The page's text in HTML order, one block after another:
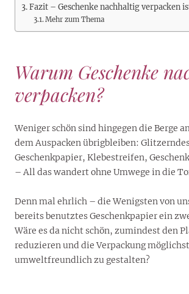
Fazit – Geschenke nachhaltig verpacken
Mehr zum Thema
Warum Geschenke
verpacken?
Weniger schön sind hingegen die Berge
dem Auspacken übrigbleiben:
Geschenkpapier, Klebestreifen,
– All das wandert ohne Umwege in die
Denn mal ehrlich – die Wenigsten von
bereits benutztes Geschenkpapier ein
Wäre es da nicht schön, zumindest den
reduzieren und die Verpackung
umweltfreundlich zu gestalten?